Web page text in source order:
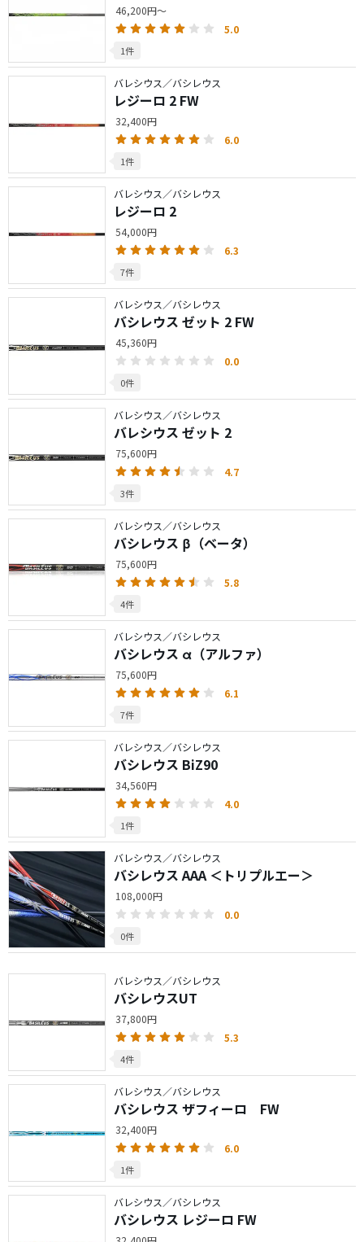
46,200円～
5.0
1件
バレシウス／バシレウス
レジーロ 2 FW
32,400円
6.0
1件
バレシウス／バシレウス
レジーロ 2
54,000円
6.3
7件
バレシウス／バシレウス
バシレウス ゼット 2 FW
45,360円
0.0
0件
バレシウス／バシレウス
バレシウス ゼット 2
75,600円
4.7
3件
バレシウス／バシレウス
バシレウス β（ベータ）
75,600円
5.8
4件
バレシウス／バシレウス
バシレウス α（アルファ）
75,600円
6.1
7件
バレシウス／バシレウス
バシレウス BiZ90
34,560円
4.0
1件
バレシウス／バシレウス
バシレウス AAA ＜トリプルエー＞
108,000円
0.0
0件
バレシウス／バシレウス
バシレウスUT
37,800円
5.3
4件
バレシウス／バシレウス
バシレウス ザフィーロ FW
32,400円
6.0
1件
バレシウス／バシレウス
バシレウス レジーロ FW